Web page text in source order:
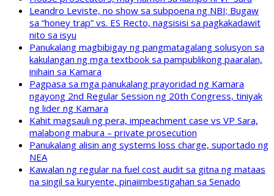
Leandro Leviste, no show sa subpoena ng NBI; Bugaw
sa “honey trap” vs. ES Recto, nagsisisi sa pagkakadawit
nito sa isyu
Panukalang magbibigay ng pangmatagalang solusyon sa
kakulangan ng mga textbook sa pampublikong paaralan,
inihain sa Kamara
Pagpasa sa mga panukalang prayoridad ng Kamara
ngayong 2nd Regular Session ng 20th Congress, tiniyak
ng lider ng Kamara
Kahit magsauli ng pera, impeachment case vs VP Sara,
malabong mabura – private prosecution
Panukalang alisin ang systems loss charge, suportado ng
NEA
Kawalan ng regular na fuel cost audit sa gitna ng mataas
na singil sa kuryente, pinaiimbestigahan sa Senado